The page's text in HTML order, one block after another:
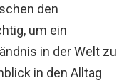
den
um ein
in der Welt zu
in den Alltag